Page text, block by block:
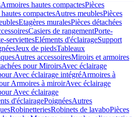
Armoires hautes compactesPièces
compactesAutres meublesPièces
Etagères muralesPièces détachées
Casiers de rangementPorte-
serviettesEléments d'éclairageSupport
Jeux de piedsTableaux
Autres accessoiresMiroirs et armoires
pour MiroirsAvec éclairage
Avec éclairage intégréArmoires à
Armoires à miroirAvec éclairage
Avec éclairage
d'éclairagePoignéesAutres
RobinetteriesRobinets de lavaboPièces